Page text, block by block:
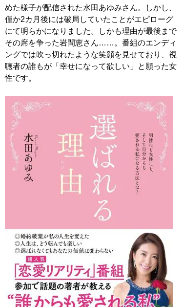
めた様子が配信された水田あゆみさん。しかし、
僅か2カ月後には破局していたことがエピローグ
にて明らかになりました。しかも理由が最後まで
その席を争った岩間恵さん……。番組のエンディ
ングでは吹っ切れたような笑顔を見せており、視
聴者の誰もが「幸せになって欲しい」と願った女
性です。